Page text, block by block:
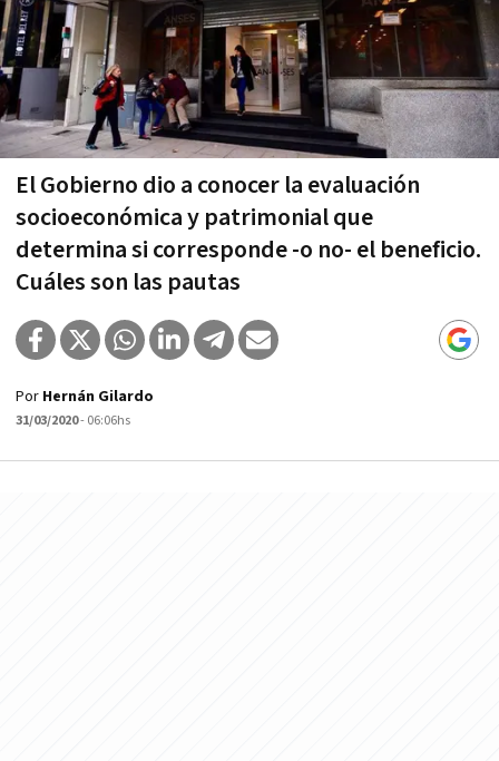
El Gobierno dio a conocer la evaluación
socioeconómica y patrimonial que
determina si corresponde -o no- el beneficio.
Cuáles son las pautas
Por Hernán Gilardo
31/03/2020- 06:06hs